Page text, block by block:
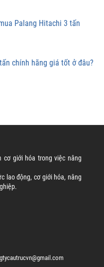
Palang Hitachi 3 tấn
chính hãng giá tốt ở đâu?
giới hóa trong việc nâng
lao động, cơ giới hóa, nâng